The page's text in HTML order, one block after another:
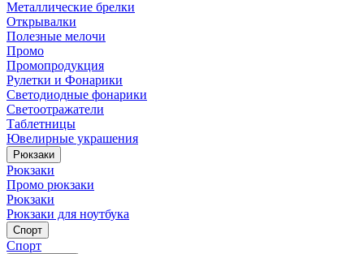
Металлические брелки
Открывалки
Полезные мелочи
Промо
Промопродукция
Рулетки и Фонарики
Светодиодные фонарики
Светоотражатели
Таблетницы
Ювелирные украшения
Рюкзаки
Рюкзаки
Промо рюкзаки
Рюкзаки
Рюкзаки для ноутбука
Спорт
Спорт